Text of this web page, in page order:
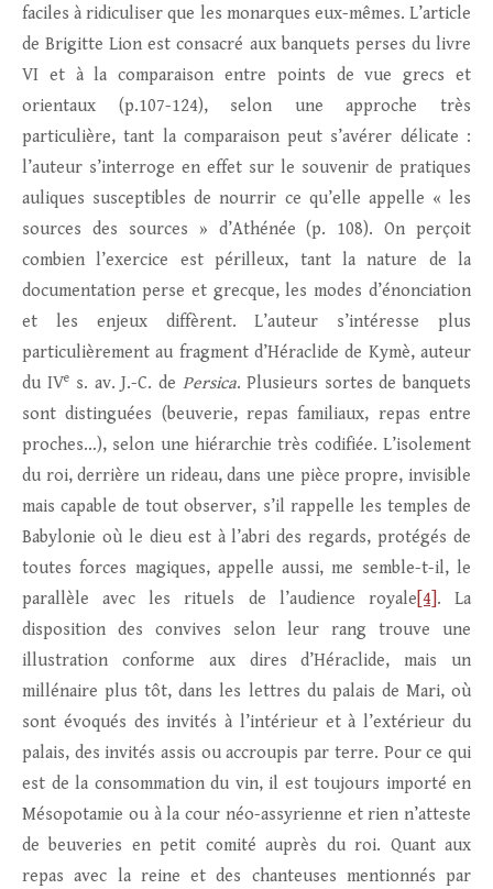
faciles à ridiculiser que les monarques eux-mêmes. L’article
de Brigitte Lion est consacré aux banquets perses du livre
VI et à la comparaison entre points de vue grecs et
orientaux (p.107-124), selon une approche très
particulière, tant la comparaison peut s’avérer délicate :
l’auteur s’interroge en effet sur le souvenir de pratiques
auliques susceptibles de nourrir ce qu’elle appelle « les
sources des sources » d’Athénée (p. 108). On perçoit
combien l’exercice est périlleux, tant la nature de la
documentation perse et grecque, les modes d’énonciation
et les enjeux diffèrent. L’auteur s’intéresse plus
particulièrement au fragment d’Héraclide de Kymè, auteur
du IVe s. av. J.-C. de Persica. Plusieurs sortes de banquets
sont distinguées (beuverie, repas familiaux, repas entre
proches…), selon une hiérarchie très codifiée. L’isolement
du roi, derrière un rideau, dans une pièce propre, invisible
mais capable de tout observer, s’il rappelle les temples de
Babylonie où le dieu est à l’abri des regards, protégés de
toutes forces magiques, appelle aussi, me semble-t-il, le
parallèle avec les rituels de l’audience royale [4] . La
disposition des convives selon leur rang trouve une
illustration conforme aux dires d’Héraclide, mais un
millénaire plus tôt, dans les lettres du palais de Mari, où
sont évoqués des invités à l’intérieur et à l’extérieur du
palais, des invités assis ou accroupis par terre. Pour ce qui
est de la consommation du vin, il est toujours importé en
Mésopotamie ou à la cour néo-assyrienne et rien n’atteste
de beuveries en petit comité auprès du roi. Quant aux
repas avec la reine et des chanteuses mentionnés par